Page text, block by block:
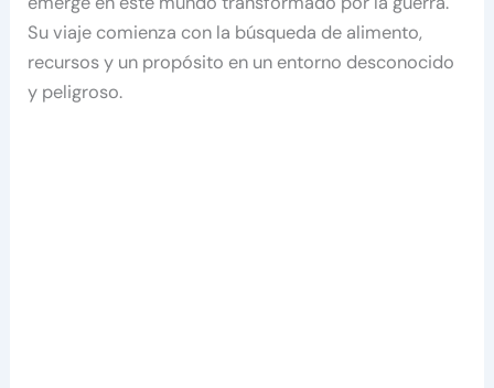
Su viaje comienza con la búsqueda de alimento,
recursos y un propósito en un entorno desconocido
y peligroso.